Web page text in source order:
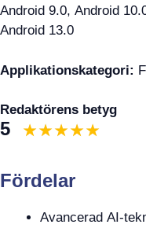
Android 9.0, Android
Android 13.0
Applikationskategori:
Redaktörens betyg
5
Fördelar
Avancerad AI-